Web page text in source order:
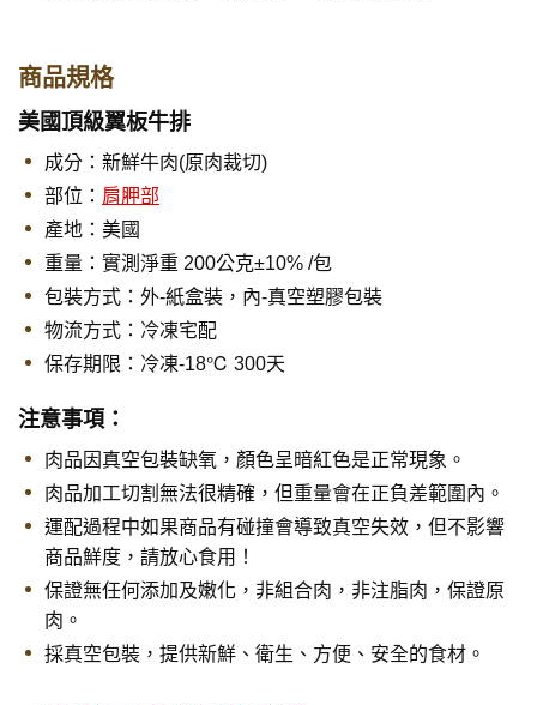
商品規格
美國頂級翼板牛排
成分：新鮮牛肉(原肉裁切)
部位： 肩胛部
產地：美國
重量：實測淨重 200公克±10% /包
包裝方式：外-紙盒裝，內-真空塑膠包裝
物流方式：冷凍宅配
保存期限： 冷凍-18℃ 300天
注意事項：
肉品因真空包裝缺氧，顏色呈暗紅色是正常現象。
肉品加工切割無法很精確，但重量會在正負差範圍內。
運配過程中如果商品有碰撞會導致真空失效，但不影響
商品鮮度，請放心食用！
保證無任何添加及嫩化，非組合肉，非注脂肉，保證原
肉。
採真空包裝，提供新鮮、衛生、方便、安全的食材。